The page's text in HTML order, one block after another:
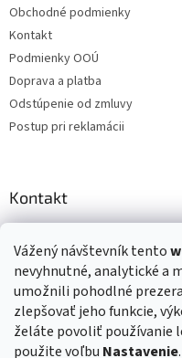
Vážený návštevník tento
nevyhnutné, analytické a
umožnili pohodlné
zlepšovať jeho funkcie,
želáte povoliť používanie
použite voľbu Nastavenie.
Obchodné podmienky
Kontakt
Podmienky OOÚ
Doprava a platba
Odstúpenie od zmluvy
Postup pri reklamácii
Kontakt
+421 903 144 673